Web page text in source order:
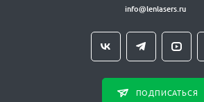
info@lenlasers.ru
ПОДПИСАТЬСЯ